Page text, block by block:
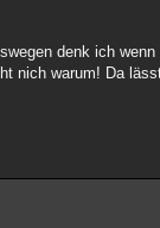
denk ich
nich warum! Da